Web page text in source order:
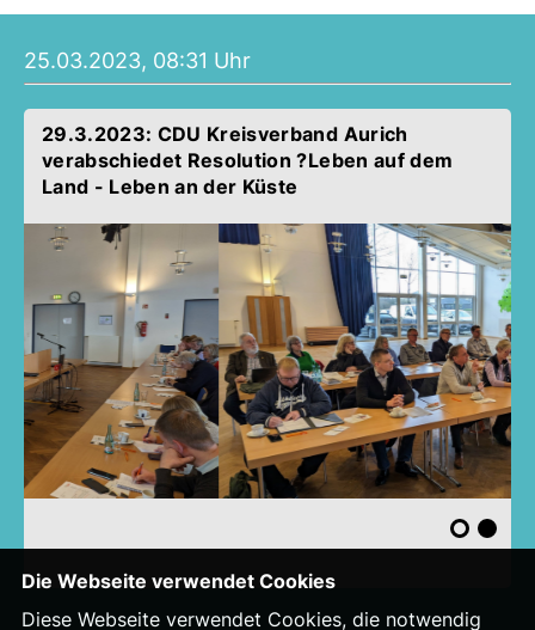
25.03.2023, 08:31 Uhr
29.3.2023: CDU Kreisverband Aurich
verabschiedet Resolution ?Leben auf dem
Land - Leben an der Küste
Die Webseite verwendet Cookies
Diese Webseite verwendet Cookies, die notwendig